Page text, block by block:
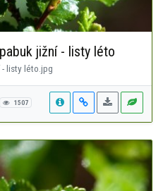
jižní - listy léto
listy léto.jpg
1507